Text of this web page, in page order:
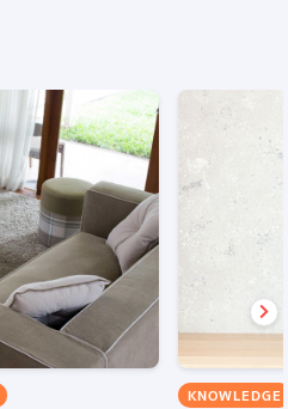
KNOWLEDGE